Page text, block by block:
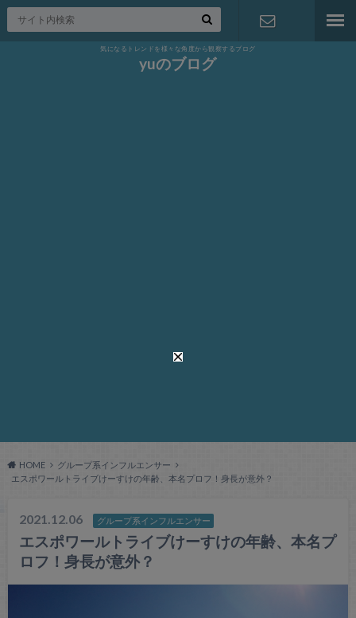
気になるトレンドを様々な角度から観察するブログ
yuのブログ
HOME
グループ系インフルエンサー
エスポワールトライブけーすけの年齢、本名プロフ！身長が意外？
2021.12.06 グループ系インフルエンサー
エスポワールトライブけーすけの年齢、本名プ
ロフ！身長が意外？